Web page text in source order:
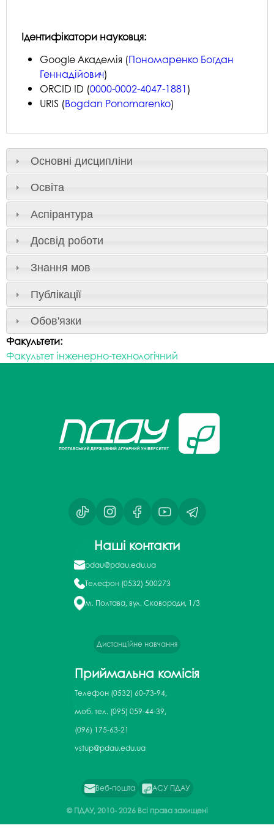
Ідентифікатори науковця:
Google Академія (Пономаренко Богдан
Геннадійович)
ORCID ID (0000-0002-4047-1881)
URIS (Bogdan Ponomarenko)
Основні дисципліни
Освіта
Аспірантура
Досвід роботи
Знання мов
Публікації
Обов'язки
Факультети:
Факультет інженерно-технологічний
Наші контакти
pdau@pdau.edu.ua
Телефон (0532) 500273
м. Полтава, вул. Сковороди, 1/3
Дистанційне навчання
Приймальна комісія
Телефон (0532) 60-73-94,
моб. тел. (095) 059-44-39,
(096) 175-63-21
vstup@pdau.edu.ua
Веб-пошта АСУ ПДАУ
© ПДАУ, 2010-2026 Всі права захищені